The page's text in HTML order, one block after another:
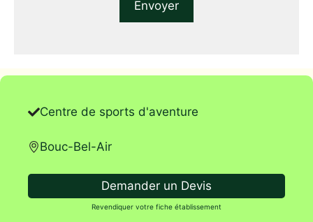
Centre de sports d'aventure
Bouc-Bel-Air
Demander un Devis
Revendiquer votre fiche établissement